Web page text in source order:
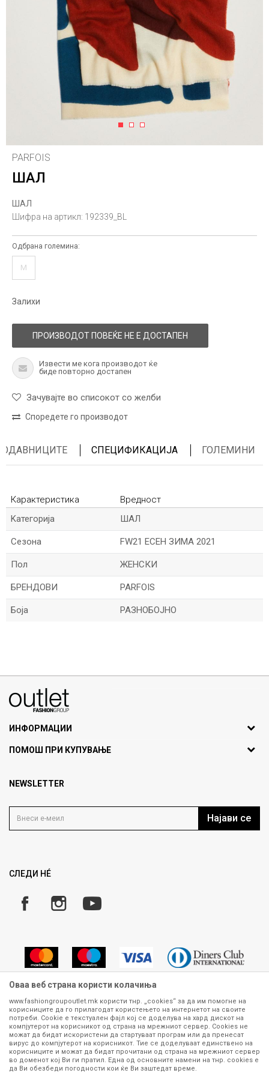
1 2 3
PARFOIS
ШАЛ
ШАЛ
Шифра на артикл: 192339_BL
Одбрана големина:
M
Залихи
ПРОИЗВОДОТ ПОВЕЌЕ НЕ Е ДОСТАПЕН
Извести ме кога производот ќе
биде повторно достапен
Зачувајте во списокот со желби
Споредете го производот
СПЕЦИФИКАЦИЈА ГОЛЕМИНИ
Карактеристика
Вредност
Kатегорија
ШАЛ
Сезона FW21 ЕСЕН ЗИМА 2021
Пол ЖЕНСКИ
БРЕНДОВИ PARFOIS
Боја РАЗНОБОЈНО
Е-меил
Порака
ИНФОРМАЦИИ
За нас
Продавница
Кариера
ПОМОШ ПРИ КУПУВАЊЕ
Политика на приватност
Како да купите
Замена и рефундација на производи
Плаќање
NEWSLETTER
Најави се
СЛЕДИ НÉ
Сите информации околу производите кои се изложени на нашата
онлајн продавница се стремиме да бидат конкретни, точни и прецизни,
меѓутоа не можеме да гарантираме дека се без ниту една грешка или
пак дека сите производи во моментот се достапни на залиха.
Фотографиите се најверодостојниот приказ на производот. Доколку
дојде до потреба за замена на производ или рефундација, процедурата
Оваа веб страна користи колачиња
www.fashiongroupoutlet.mk користи тнр. „cookies“ за да им помогне на
корисниците да го прилагодат користењето на интернетот на своите
потреби. Cookie е текстуален фајл кој се доделува на хард дискот на
компјутерот на корисникот од страна на мрежниот сервер. Cookies не
можат да бидат искористени да стартуваат програм или да пренесат
вирус до компјутерот на корисникот. Тие се доделуваат единствено на
корисниците и можат да бидат прочитани од страна на мрежниот сервер
во доменот кој Ви ги пратил. Една од основните намени на тнр. сookies е
да Ви обезбеди погодности кои ќе Ви заштедат време.